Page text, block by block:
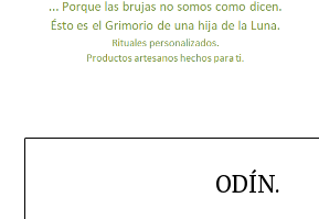
ODÍN.